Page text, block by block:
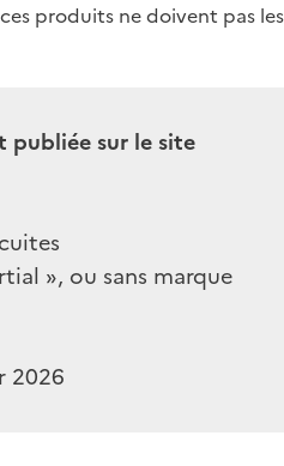
produits ne doivent pas les
publiée sur le site
», ou sans marque
2026